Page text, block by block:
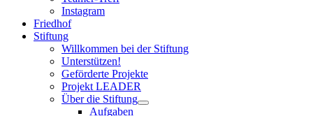
Instagram
Friedhof
Stiftung
Willkommen bei der Stiftung
Unterstützen!
Geförderte Projekte
Projekt LEADER
Über die Stiftung
Aufgaben